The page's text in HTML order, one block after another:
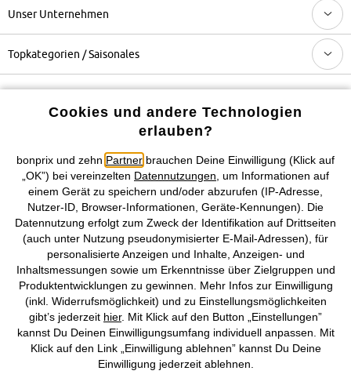
Unser Unternehmen
Topkategorien / Saisonales
Mehr von bonprix auf
Preisangaben inkl. gesetzl. MwSt. und zzgl.
Service- &
Versandkosten
AGB Datenschutz Cookie-Einstellungen Impressum
Vertrag widerrufen
©2026 bonprix.Alle Rechte vorbehalten.
Deutsch Français
Cookies und andere Technologien
erlauben?
bonprix und zehn Partner brauchen Deine Einwilligung (Klick auf
„OK”) bei vereinzelten Datennutzungen , um Informationen auf
einem Gerät zu speichern und/oder abzurufen (IP-Adresse,
Nutzer-ID, Browser-Informationen, Geräte-Kennungen). Die
Datennutzung erfolgt zum Zweck der Identifikation auf Drittseiten
(auch unter Nutzung pseudonymisierter E-Mail-Adressen), für
personalisierte Anzeigen und Inhalte, Anzeigen- und
Inhaltsmessungen sowie um Erkenntnisse über Zielgruppen und
Produktentwicklungen zu gewinnen. Mehr Infos zur Einwilligung
(inkl. Widerrufsmöglichkeit) und zu Einstellungsmöglichkeiten
gibt’s jederzeit hier. Mit Klick auf den Button „Einstellungen”
kannst Du Deinen Einwilligungsumfang individuell anpassen. Mit
Klick auf den Link „Einwilligung ablehnen” kannst Du Deine
Einwilligung jederzeit ablehnen.